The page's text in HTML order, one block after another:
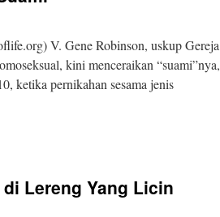
V. Gene Robinson, uskup Gereja
kini menceraikan “suami”nya,
ketika pernikahan sesama jenis
Lereng Yang Licin